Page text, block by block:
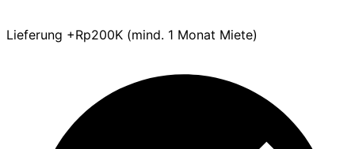
Lieferung +Rp200K (mind. 1 Monat Miete)